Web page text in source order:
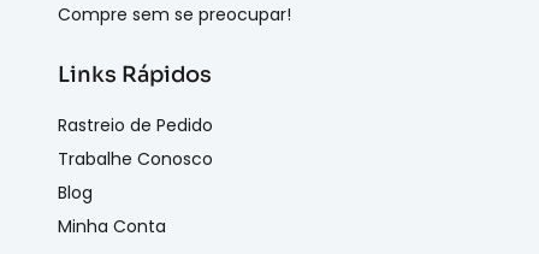
Compre sem se preocupar!
Links Rápidos
Rastreio de Pedido
Trabalhe Conosco
Blog
Minha Conta